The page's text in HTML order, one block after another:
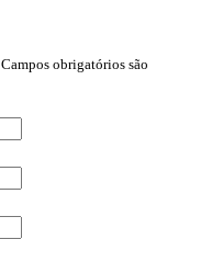
Campos obrigatórios são